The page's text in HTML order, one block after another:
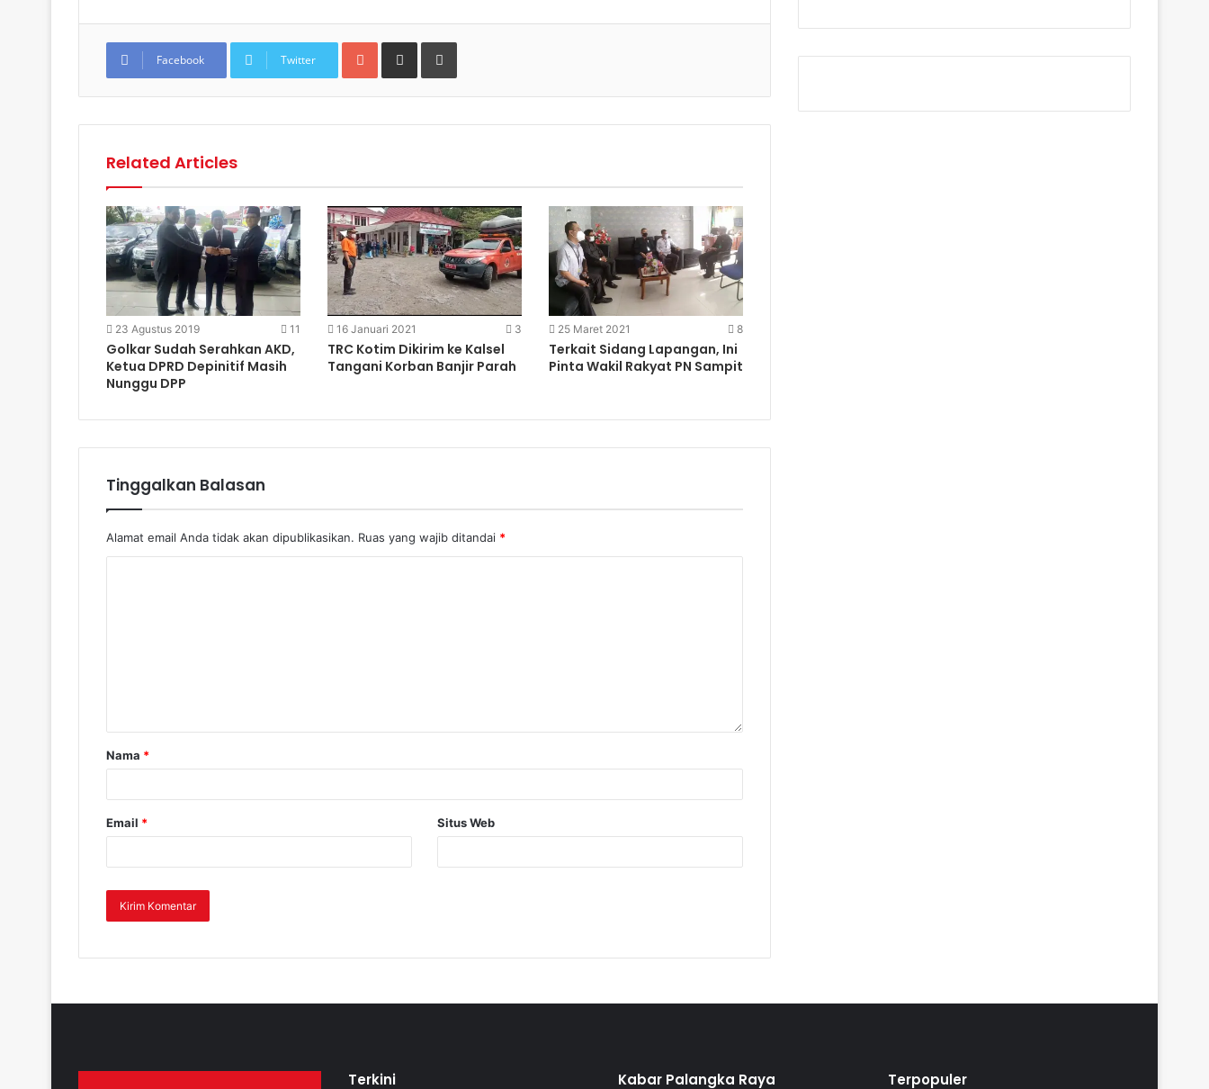
Facebook Twitter
Google+Share via Email Print
Related Articles
23 Agustus 2019 11
Golkar Sudah Serahkan AKD,
Ketua DPRD Depinitif Masih
Nunggu DPP
16 Januari 2021 3
TRC Kotim Dikirim ke Kalsel
Tangani Korban Banjir Parah
25 Maret 2021 8
Terkait Sidang Lapangan, Ini
Pinta Wakil Rakyat PN Sampit
Tinggalkan Balasan
Alamat email Anda tidak akan dipublikasikan. Ruas yang wajib ditandai *
Nama *
Email * Situs Web
Terkini Kabar Palangka Raya Terpopuler